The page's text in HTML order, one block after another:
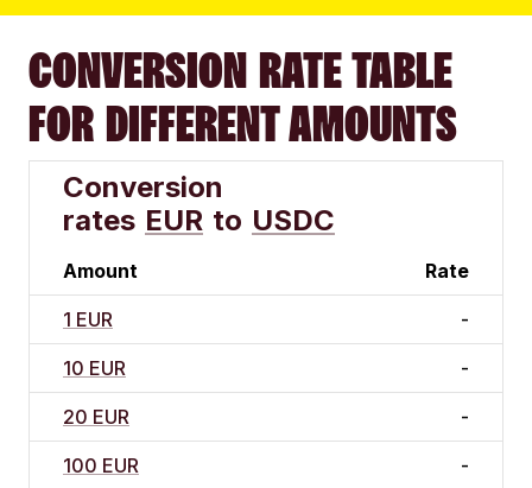
CONVERSION RATE TABLE
FOR DIFFERENT AMOUNTS
Conversion
rates EUR to USDC
Amount Rate
1 EUR -
10 EUR -
20 EUR -
100 EUR -